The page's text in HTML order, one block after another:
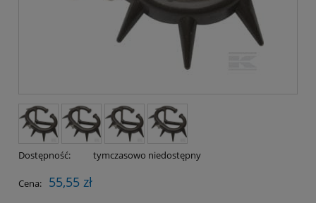
Dostępność: tymczasowo niedostępny
Cena: 55,55 zł